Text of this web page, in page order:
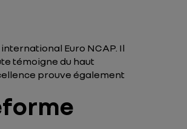
Euro NCAP. Il
témoigne du haut
prouve également